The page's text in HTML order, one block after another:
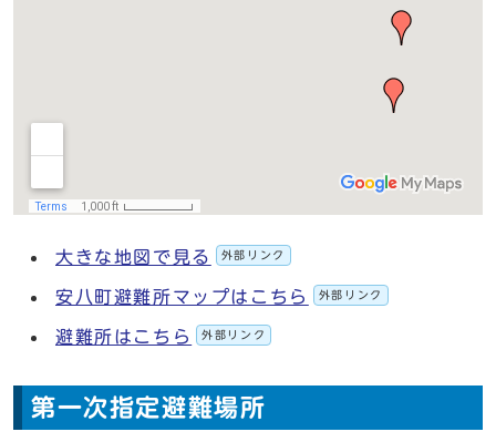
大きな地図で見る 外部リンク
安八町避難所マップはこちら 外部リンク
避難所はこちら 外部リンク
第一次指定避難場所